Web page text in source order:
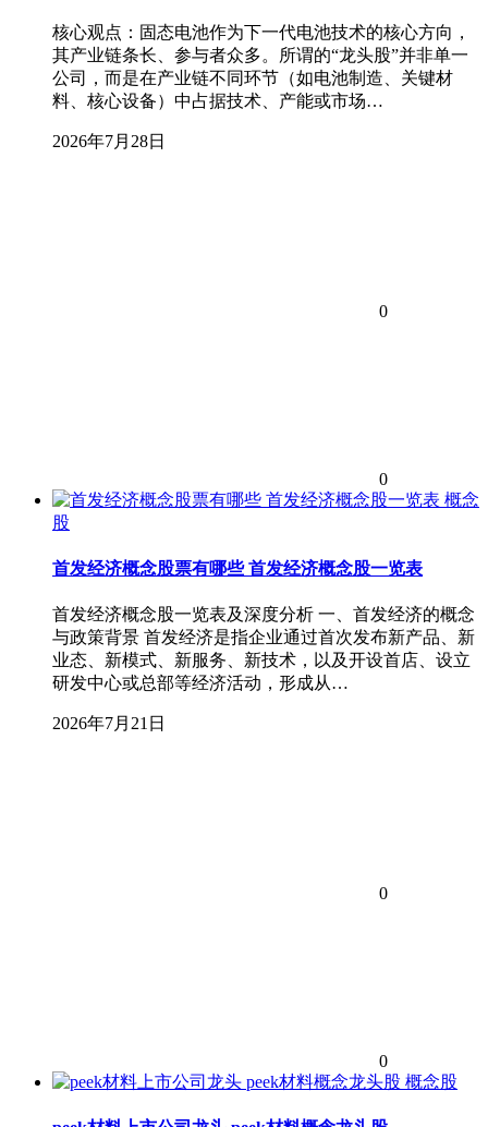
核心观点：固态电池作为下一代电池技术的核心方向，
其产业链条长、参与者众多。所谓的“龙头股”并非单一
公司，而是在产业链不同环节（如电池制造、关键材
料、核心设备）中占据技术、产能或市场…
2026年7月28日
0
0
概念
股
首发经济概念股票有哪些 首发经济概念股一览表
首发经济概念股一览表及深度分析 一、首发经济的概念
与政策背景 首发经济是指企业通过首次发布新产品、新
业态、新模式、新服务、新技术，以及开设首店、设立
研发中心或总部等经济活动，形成从…
2026年7月21日
0
0
概念股